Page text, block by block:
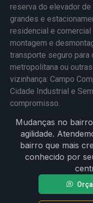
reserva do elevador
grandes e
residencial e
montagem e
transporte seguro para
metropolitana ou
vizinhança: Campo
Cidade Industrial e
compromisso.
Mudanças no
agilidade.
bairro que mais
conhecido por